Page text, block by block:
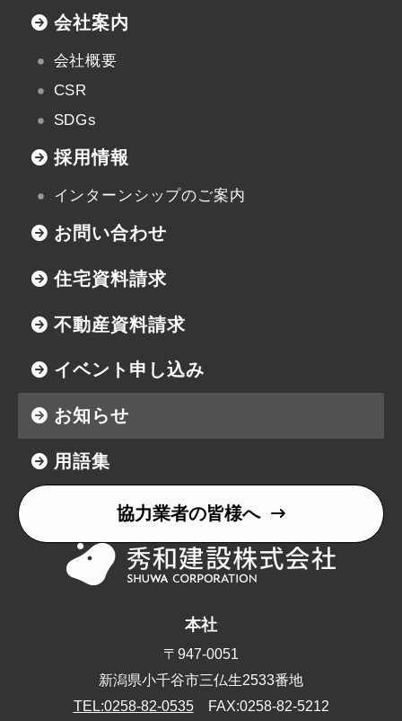
会社案内
会社概要
CSR
SDGs
採用情報
インターンシップのご案内
お問い合わせ
住宅資料請求
不動産資料請求
イベント申し込み
お知らせ
用語集
協力業者の皆様へ
本社
〒947-0051
新潟県小千谷市三仏生2533番地
TEL:0258-82-0535FAX:0258-82-5212